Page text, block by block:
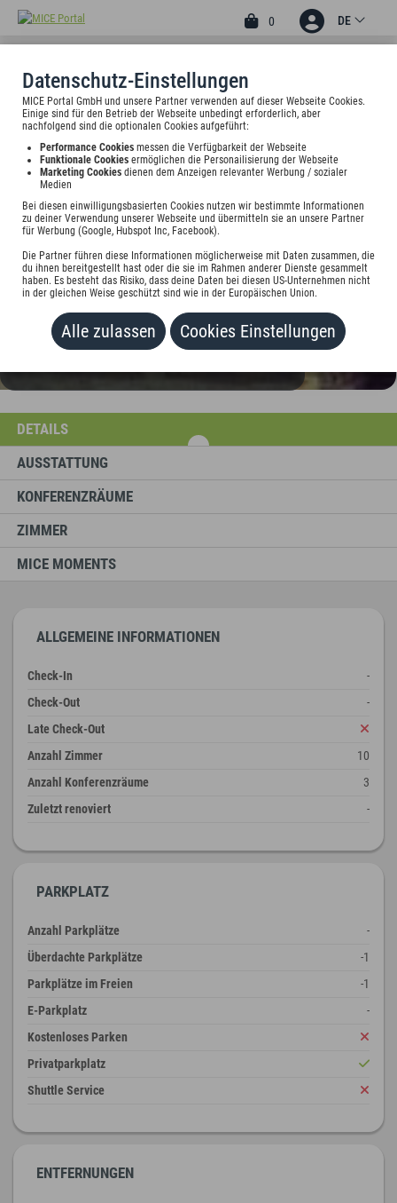
Datenschutz-Einstellungen
MICE Portal GmbH und unsere Partner verwenden auf dieser Webseite Cookies.
Einige sind für den Betrieb der Webseite unbedingt erforderlich, aber
nachfolgend sind die optionalen Cookies aufgeführt:
Performance Cookies messen die Verfügbarkeit der Webseite
Funktionale Cookies ermöglichen die Personailisierung der Webseite
Marketing Cookies dienen dem Anzeigen relevanter Werbung / sozialer
Medien
Bei diesen einwilligungsbasierten Cookies nutzen wir bestimmte Informationen
zu deiner Verwendung unserer Webseite und übermitteln sie an unsere Partner
für Werbung (Google, Hubspot Inc, Facebook).
Die Partner führen diese Informationen möglicherweise mit Daten zusammen, die
du ihnen bereitgestellt hast oder die sie im Rahmen anderer Dienste gesammelt
haben. Es besteht das Risiko, dass deine Daten bei diesen US-Unternehmen nicht
in der gleichen Weise geschützt sind wie in der Europäischen Union.
Alle zulassen Cookies Einstellungen
0 DE
3
ALBHOTEL BAUDER
Albstrasse 6, 72813 St. Johann, Deutschland
HINZUFÜGEN
DETAILS
AUSSTATTUNG
KONFERENZRÄUME
ZIMMER
MICE MOMENTS
ALLGEMEINE INFORMATIONEN
Check-In
-
Check-Out
-
Late Check-Out
Anzahl Zimmer
10
Anzahl Konferenzräume
3
Zuletzt renoviert
-
PARKPLATZ
Anzahl Parkplätze
-
Überdachte Parkplätze
-1
Parkplätze im Freien
-1
E-Parkplatz
-
Kostenloses Parken
Privatparkplatz
Shuttle Service
ENTFERNUNGEN